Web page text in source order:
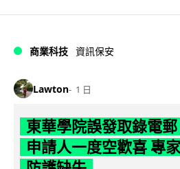
商業科技 資訊保安
Lawton 1 日
東華學院誤發取錄電
申請人一度空歡喜 專